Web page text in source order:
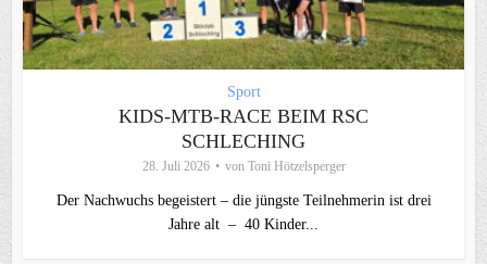
Sport
KIDS-MTB-RACE BEIM RSC
SCHLECHING
28. Juli 2026 von Toni Hötzelsperger
Der Nachwuchs begeistert – die jüngste Teilnehmerin ist drei
Jahre alt – 40 Kinder...